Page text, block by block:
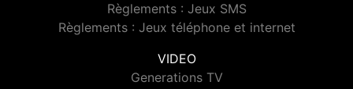
Règlements : Jeux SMS
Règlements : Jeux téléphone et internet
VIDEO
Generations TV